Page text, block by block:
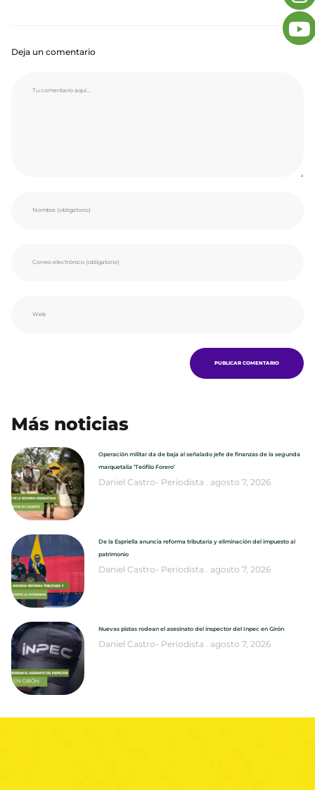
Deja un comentario
Más noticias
Operación militar da de baja al señalado jefe de finanzas de la segunda
marquetalia ‘Teófilo Forero’
Daniel Castro- Periodista agosto 7, 2026
De la Espriella anuncia reforma tributaria y eliminación del impuesto al
patrimonio
Daniel Castro- Periodista agosto 7, 2026
Nuevas pistas rodean el asesinato del inspector del Inpec en Girón
Daniel Castro- Periodista agosto 7, 2026